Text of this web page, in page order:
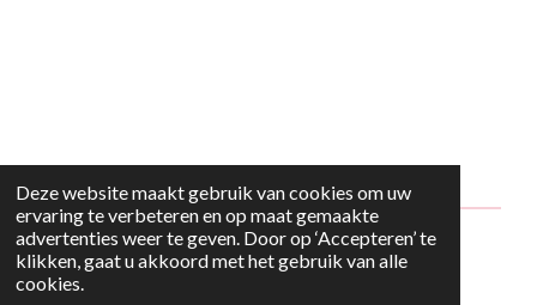
Deze website maakt gebruik van cookies om uw
ervaring te verbeteren en op maat gemaakte
advertenties weer te geven. Door op ‘Accepteren’ te
klikken, gaat u akkoord met het gebruik van alle
cookies.
© 2024 - 2026 Style2Maria
Powered by